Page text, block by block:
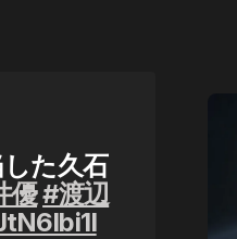
た久石
優#渡辺